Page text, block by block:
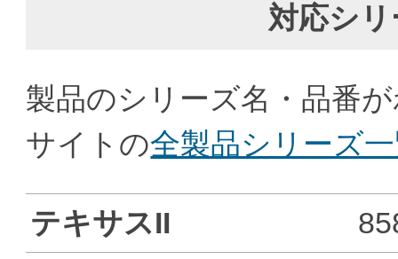
対応シ
製品のシリーズ名・品番
サイトの全製品シリーズ
テキサスII